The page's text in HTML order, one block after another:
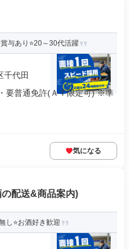
与あり⭐20～30代活躍
千代田
要普通免許(ＡＴ限定可) ※準
気になる
配送&商品案内)
し⭐お酒好き歓迎